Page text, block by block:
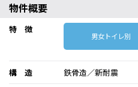
物件概要
特 徴
男女トイレ別
構 造
鉄骨造／新耐震